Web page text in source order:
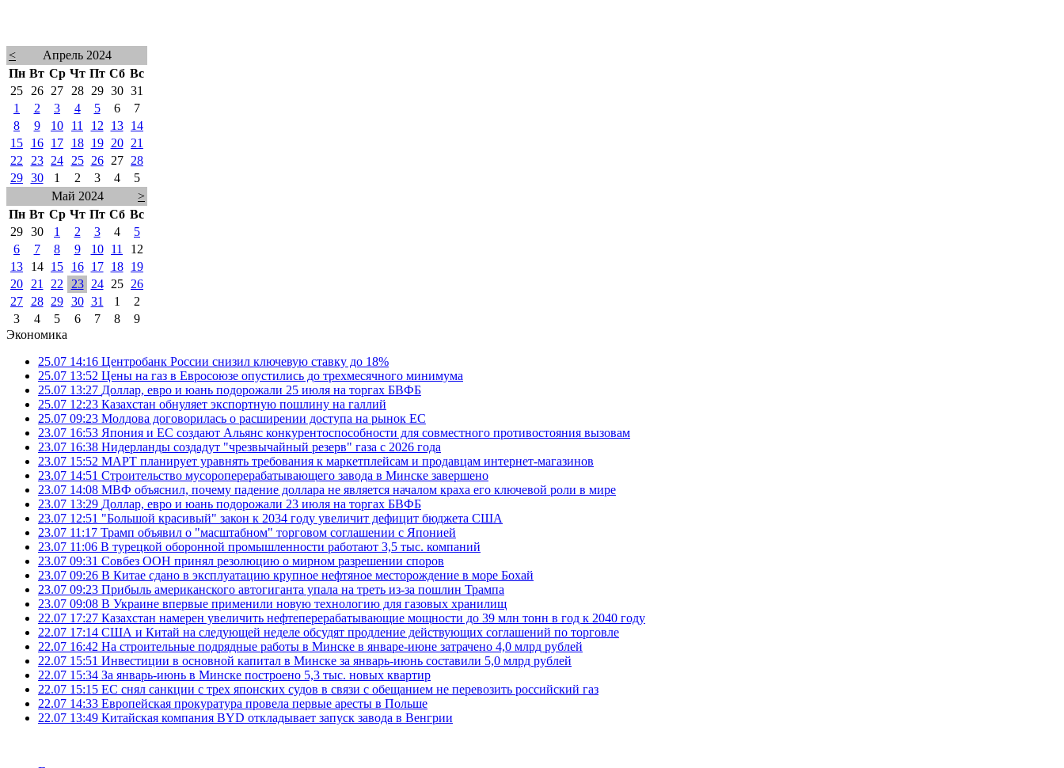
<
Апрель 2024
Пн Вт Ср Чт Пт Сб Вс
25
26 27 28 29 30 31
1
2 3 4 5 6
7
8
9 10 11 12 13
14
15
16 17 18 19 20
21
22
23 24 25 26 27
28
29 30 1 2 3 4
5
Май 2024
>
Пн Вт Ср Чт Пт Сб Вс
29 30 1 2 3 4
5
6
7 8 9 10 11
12
13
14 15 16 17 18
19
20
21 22 23 24 25
26
27
28 29 30 31 1
2
3
4 5 6 7 8
9
Экономика
25.07 14:16 Центробанк России снизил ключевую ставку до 18%
25.07 13:52 Цены на газ в Евросоюзе опустились до трехмесячного минимума
25.07 13:27 Доллар, евро и юань подорожали 25 июля на торгах БВФБ
25.07 12:23 Казахстан обнуляет экспортную пошлину на галлий
25.07 09:23 Молдова договорилась о расширении доступа на рынок ЕС
23.07 16:53 Япония и ЕС создают Альянс конкурентоспособности для совместного противостояния вызовам
23.07 16:38 Нидерланды создадут "чрезвычайный резерв" газа с 2026 года
23.07 15:52 МАРТ планирует уравнять требования к маркетплейсам и продавцам интернет-магазинов
23.07 14:51 Строительство мусороперерабатывающего завода в Минске завершено
23.07 14:08 МВФ объяснил, почему падение доллара не является началом краха его ключевой роли в мире
23.07 13:29 Доллар, евро и юань подорожали 23 июля на торгах БВФБ
23.07 12:51 "Большой красивый" закон к 2034 году увеличит дефицит бюджета США
23.07 11:17 Трамп объявил о "масштабном" торговом соглашении с Японией
23.07 11:06 В турецкой оборонной промышленности работают 3,5 тыс. компаний
23.07 09:31 Совбез ООН принял резолюцию о мирном разрешении споров
23.07 09:26 В Китае сдано в эксплуатацию крупное нефтяное месторождение в море Бохай
23.07 09:23 Прибыль американского автогиганта упала на треть из-за пошлин Трампа
23.07 09:08 В Украине впервые применили новую технологию для газовых хранилищ
22.07 17:27 Казахстан намерен увеличить нефтеперерабатывающие мощности до 39 млн тонн в год к 2040 году
22.07 17:14 США и Китай на следующей неделе обсудят продление действующих соглашений по торговле
22.07 16:42 На строительные подрядные работы в Минске в январе-июне затрачено 4,0 млрд рублей
22.07 15:51 Инвестиции в основной капитал в Минске за январь-июнь составили 5,0 млрд рублей
22.07 15:34 За январь-июнь в Минске построено 5,3 тыс. новых квартир
22.07 15:15 ЕС снял санкции с трех японских судов в связи с обещанием не перевозить российский газ
22.07 14:33 Европейская прокуратура провела первые аресты в Польше
22.07 13:49 Китайская компания BYD откладывает запуск завода в Венгрии